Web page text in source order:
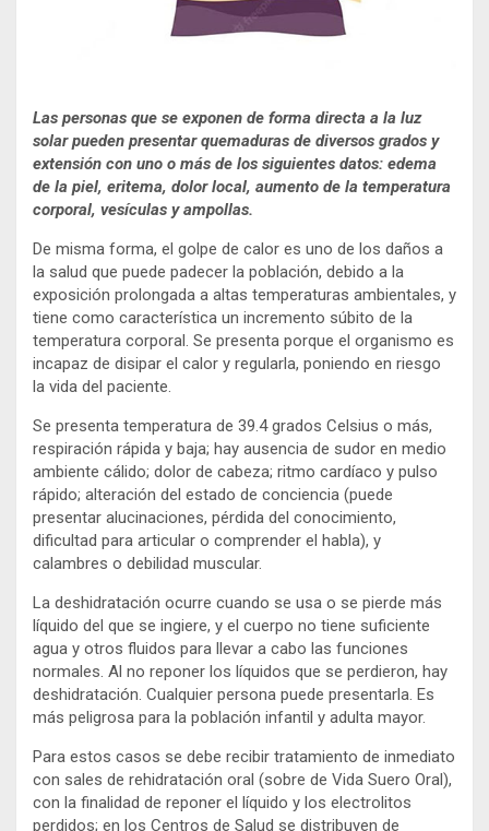
Las personas que se exponen de forma directa a la luz
solar pueden presentar quemaduras de diversos grados y
extensión con uno o más de los siguientes datos: edema
de la piel, eritema, dolor local, aumento de la temperatura
corporal, vesículas y ampollas.
De misma forma, el golpe de calor es uno de los daños a
la salud que puede padecer la población, debido a la
exposición prolongada a altas temperaturas ambientales, y
tiene como característica un incremento súbito de la
temperatura corporal. Se presenta porque el organismo es
incapaz de disipar el calor y regularla, poniendo en riesgo
la vida del paciente.
Se presenta temperatura de 39.4 grados Celsius o más,
respiración rápida y baja; hay ausencia de sudor en medio
ambiente cálido; dolor de cabeza; ritmo cardíaco y pulso
rápido; alteración del estado de conciencia (puede
presentar alucinaciones, pérdida del conocimiento,
dificultad para articular o comprender el habla), y
calambres o debilidad muscular.
La deshidratación ocurre cuando se usa o se pierde más
líquido del que se ingiere, y el cuerpo no tiene suficiente
agua y otros fluidos para llevar a cabo las funciones
normales. Al no reponer los líquidos que se perdieron, hay
deshidratación. Cualquier persona puede presentarla. Es
más peligrosa para la población infantil y adulta mayor.
Para estos casos se debe recibir tratamiento de inmediato
con sales de rehidratación oral (sobre de Vida Suero Oral),
con la finalidad de reponer el líquido y los electrolitos
perdidos; en los Centros de Salud se distribuyen de